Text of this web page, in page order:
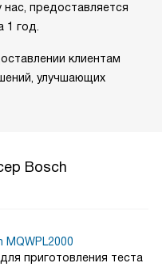
предоставляется
1 год.
клиентам
улучшающих
Bosch
приготовления теста